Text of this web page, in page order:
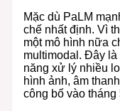
Mặc dù PaLM
chế nhất định. Vì
một mô hình nữa
multimodal. Đây là
năng xử lý nhiều
hình ảnh, âm
công bố vào tháng